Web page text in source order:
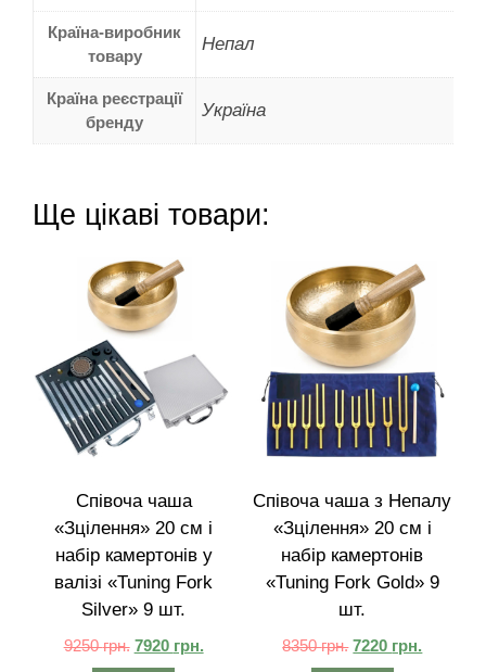
Країна-виробник
товару
Непал
Країна реєстрації
бренду
Україна
Ще цікаві товари:
Співоча чаша
«Зцілення» 20 см і
набір камертонів у
валізі «Tuning Fork
Silver» 9 шт.
9250грн. 7920 грн.
Співоча чаша з Непалу
«Зцілення» 20 см і
набір камертонів
«Tuning Fork Gold» 9
шт.
8350грн. 7220 грн.